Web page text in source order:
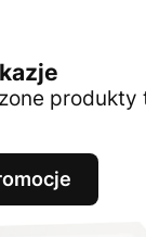
produkty